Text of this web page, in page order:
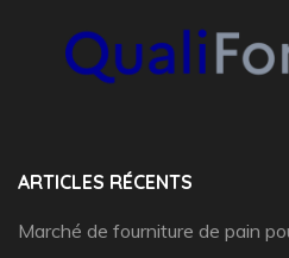
ARTICLES RÉCENTS
Marché de fourniture de pain